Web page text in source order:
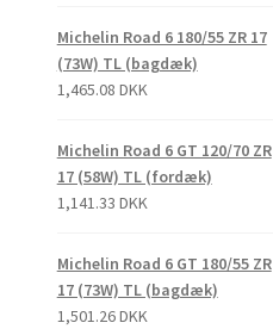
Michelin Road 6 180/55 ZR 17
(73W) TL (bagdæk)
1,465.08 DKK
Michelin Road 6 GT 120/70 ZR
17 (58W) TL (fordæk)
1,141.33 DKK
Michelin Road 6 GT 180/55 ZR
17 (73W) TL (bagdæk)
1,501.26 DKK